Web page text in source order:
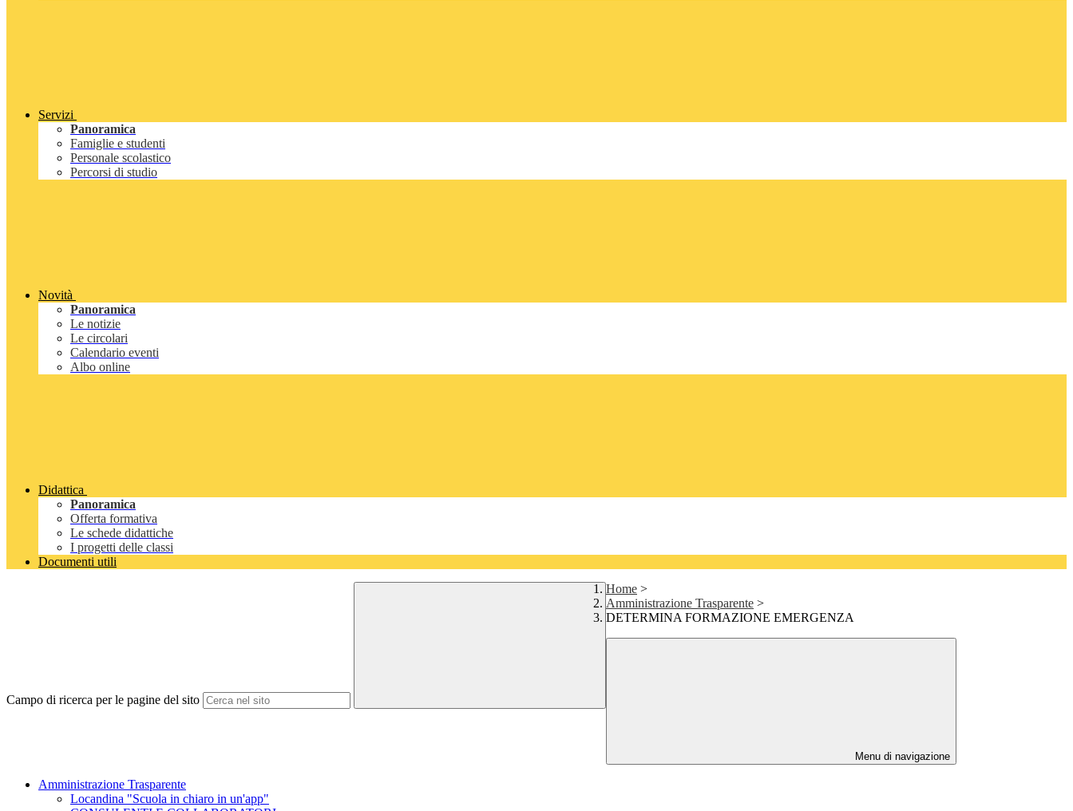
Servizi
Panoramica
Famiglie e studenti
Personale scolastico
Percorsi di studio
Novità
Panoramica
Le notizie
Le circolari
Calendario eventi
Albo online
Didattica
Panoramica
Offerta formativa
Le schede didattiche
I progetti delle classi
Documenti utili
Campo di ricerca per le pagine del sito
Home >
Amministrazione Trasparente >
DETERMINA FORMAZIONE EMERGENZA
Menu di navigazione
Amministrazione Trasparente
Locandina "Scuola in chiaro in un'app"